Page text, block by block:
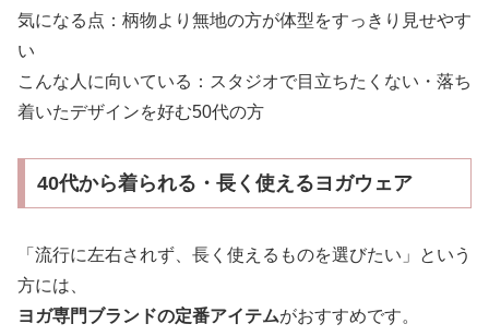
気になる点：柄物より無地の方が体型をすっきり見せやす
い
こんな人に向いている：スタジオで目立ちたくない・落ち
着いたデザインを好む50代の方
40代から着られる・長く使えるヨガウェア
「流行に左右されず、長く使えるものを選びたい」という
方には、
ヨガ専門ブランドの定番アイテムがおすすめです。